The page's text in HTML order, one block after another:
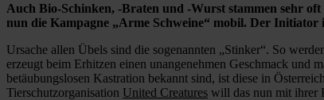
Auch Bio-Schinken, -Braten und -Wurst stammen sehr
nun die Kampagne „Arme Schweine“ mobil. Der
Ursache allen Übels sind die sogenannten „Stinker“. So
erzeugt beim Erhitzen einen unangenehmen Geschmack und
betäubungslosen Kastration bekannt sind, ist diese in
Tierschutzorganisation United Creatures will das nun mit ihrer